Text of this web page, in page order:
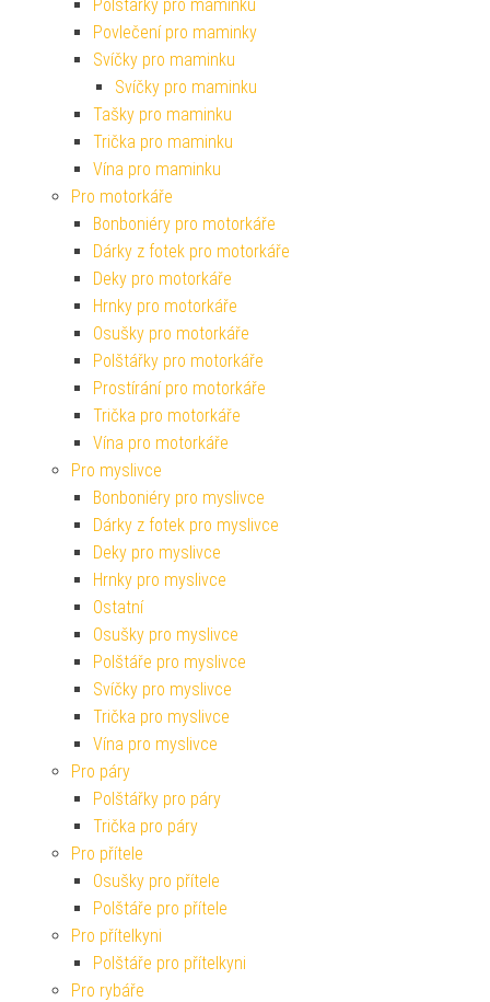
Polštářky pro maminku
Povlečení pro maminky
Svíčky pro maminku
Svíčky pro maminku
Tašky pro maminku
Trička pro maminku
Vína pro maminku
Pro motorkáře
Bonboniéry pro motorkáře
Dárky z fotek pro motorkáře
Deky pro motorkáře
Hrnky pro motorkáře
Osušky pro motorkáře
Polštářky pro motorkáře
Prostírání pro motorkáře
Trička pro motorkáře
Vína pro motorkáře
Pro myslivce
Bonboniéry pro myslivce
Dárky z fotek pro myslivce
Deky pro myslivce
Hrnky pro myslivce
Ostatní
Osušky pro myslivce
Polštáře pro myslivce
Svíčky pro myslivce
Trička pro myslivce
Vína pro myslivce
Pro páry
Polštářky pro páry
Trička pro páry
Pro přítele
Osušky pro přítele
Polštáře pro přítele
Pro přítelkyni
Polštáře pro přítelkyni
Pro rybáře